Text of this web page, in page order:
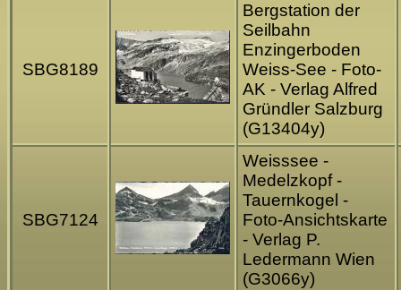
SBG8189
Bergstation der
Seilbahn
Enzingerboden
Weiss-See - Foto-
AK - Verlag Alfred
Gründler Salzburg
(G13404y)
SBG7124
Weisssee -
Medelzkopf -
Tauernkogel -
Foto-Ansichtskarte
- Verlag P.
Ledermann Wien
(G3066y)